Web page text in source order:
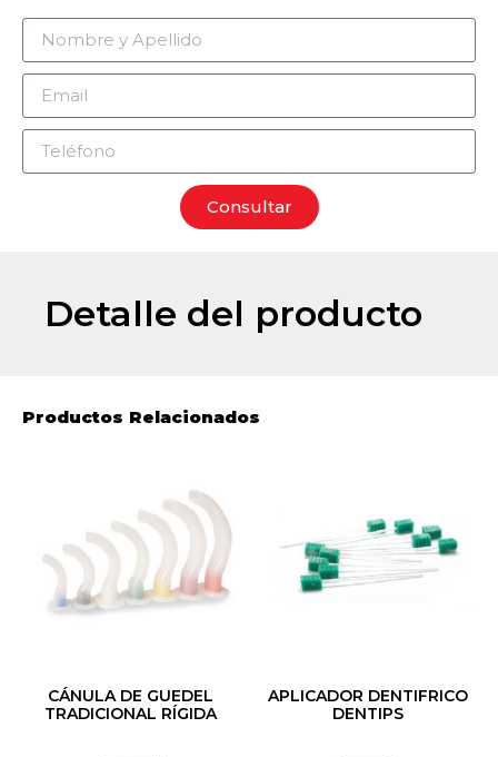
Consultar
Detalle del producto
Productos Relacionados
CÁNULA DE GUEDEL
TRADICIONAL RÍGIDA
APLICADOR DENTIFRICO
DENTIPS